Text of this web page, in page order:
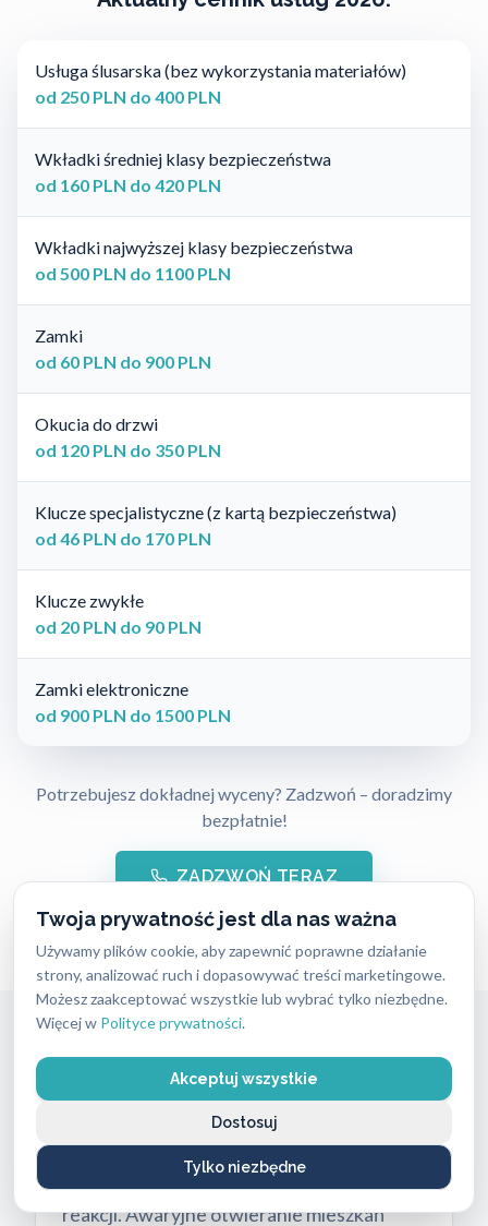
Twoja prywatność jest dla nas ważna
Używamy plików cookie, aby zapewnić poprawne działanie
strony, analizować ruch i dopasowywać treści marketingowe.
Możesz zaakceptować wszystkie lub wybrać tylko niezbędne.
Więcej w Polityce prywatności.
Akceptuj wszystkie
Tylko niezbędne
Dostosuj
Usługa ślusarska (bez wykorzystania materiałów)
od 250 PLN do 400 PLN
Wkładki średniej klasy bezpieczeństwa
od 160 PLN do 420 PLN
Wkładki najwyższej klasy bezpieczeństwa
od 500 PLN do 1100 PLN
Zamki
od 60 PLN do 900 PLN
Okucia do drzwi
od 120 PLN do 350 PLN
Klucze specjalistyczne (z kartą bezpieczeństwa)
od 46 PLN do 170 PLN
Klucze zwykłe
od 20 PLN do 90 PLN
Zamki elektroniczne
od 900 PLN do 1500 PLN
Potrzebujesz dokładnej wyceny? Zadzwoń – doradzimy
bezpłatnie!
ZADZWOŃ TERAZ
Awaryjne Otwieranie Mieszkań
Warszawa Ursus
Zatrzaśnięte drzwi lub zgubione klucze to
problem, który wymaga natychmiastowej
reakcji. Awaryjne otwieranie mieszkań